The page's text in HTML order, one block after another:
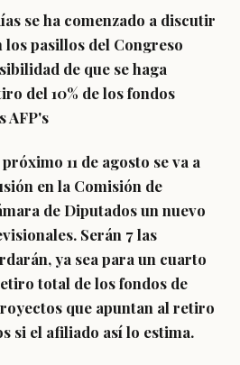
se ha comenzado a discutir
los pasillos del Congreso
de que se haga
del 10% de los fondos
AFP's
11 de agosto se va a
en la Comisión de
de Diputados un nuevo
Serán 7 las
ya sea para un cuarto
total de los fondos de
que apuntan al retiro
si el afiliado así lo estima.